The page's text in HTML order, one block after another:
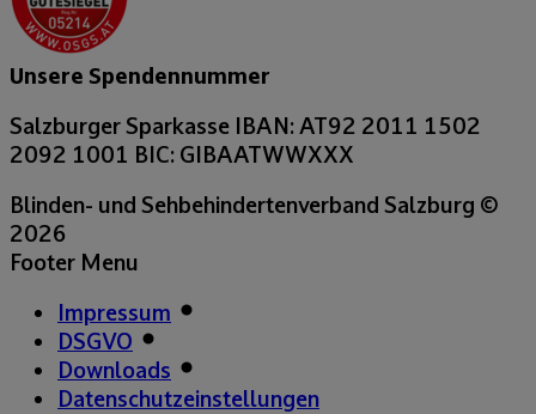
Unsere Spendennummer
Salzburger Sparkasse IBAN: AT92 2011 1502
2092 1001 BIC: GIBAATWWXXX
Blinden- und Sehbehindertenverband Salzburg ©
2026
Footer Menu
Impressum
DSGVO
Downloads
Datenschutzeinstellungen